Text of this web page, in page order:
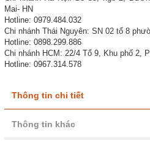
Mai- HN
Hotline: 0979.484.032
Chi nhánh Thái Nguyên: SN 02 tổ 8
Hotline: 0898.299.886
Chi nhánh HCM: 22/4 Tổ 9, Khu phố 2,
Hotline: 0967.314.578
Thông tin chi tiết
Thông tin khác